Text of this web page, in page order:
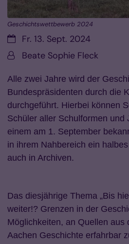
Geschichtswettbewerb 2024
Datum:Fr. 13. Sept. 2024
Von:Beate Sophie Fleck
Alle zwei Jahre wird der
Bundespräsidenten durch die
durchgeführt. Hierbei können
Schüler aller Schulformen und
einem am 1. September
in ihrem Nahbereich ein
auch in Archiven.
Das diesjährige Thema „Bis
weiter!? Grenzen in der
Möglichkeiten, an Quellen aus
Aachen Geschichte erfahrbar